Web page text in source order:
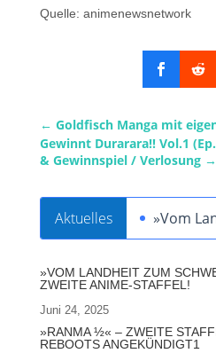
Quelle: animenewsnetwork
← Goldfisch Manga mit
Gewinnt Durarara!! Vol.1
& Gewinnspiel / Verlosung→
Aktuelles »Vom
»VOM LANDHEIT ZUM
ZWEITE ANIME-STAFFEL!
Juni 24, 2025
»RANMA ½« – ZWEITE
REBOOTS ANGEKÜNDIGT1